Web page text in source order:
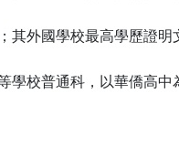
其外國學校最高學歷證明
學校普通科，以華僑高中